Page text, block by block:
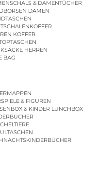
& DAMENTÜCHER
DAMEN
KOFFER
HERREN
BAG
& FIGUREN
& KINDER LUNCHBOX